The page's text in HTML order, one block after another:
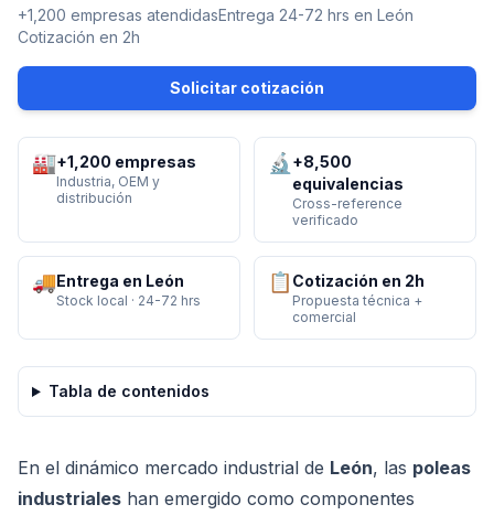
+1,200 empresas atendidasEntrega 24-72 hrs en León
Cotización en 2h
Solicitar cotización
🏭+1,200 empresas
Industria, OEM y
distribución
🔬 +8,500
equivalencias
Cross-reference
verificado
🚚Entrega en León
Stock local · 24-72 hrs
📋 Cotización en 2h
Propuesta técnica +
comercial
Tabla de contenidos
En el dinámico mercado industrial de León, las poleas
industriales han emergido como componentes